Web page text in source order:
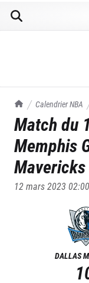
TrashTalk Actu NBA
Calendrier NBA
11/03/2023
Match du
Memphis
Mavericks
12 mars 2023 02:00
DALLAS